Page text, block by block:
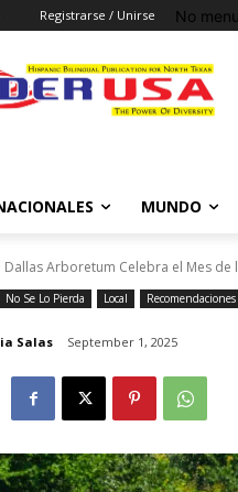
Registrarse / Unirse No
MUNDO
Dallas Arboretum Celebra el Mes de
No Se Lo Pierda Local Recomendaciones
Salas September 1, 2025